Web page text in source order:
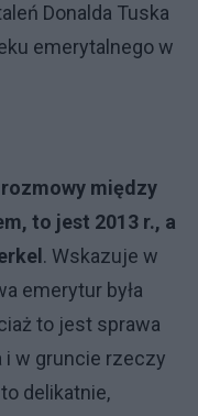
Donalda Tuska
emerytalnego w
między
to jest 2013 r., a
. Wskazuje w
emerytur była
to jest sprawa
i w gruncie rzeczy
delikatnie,